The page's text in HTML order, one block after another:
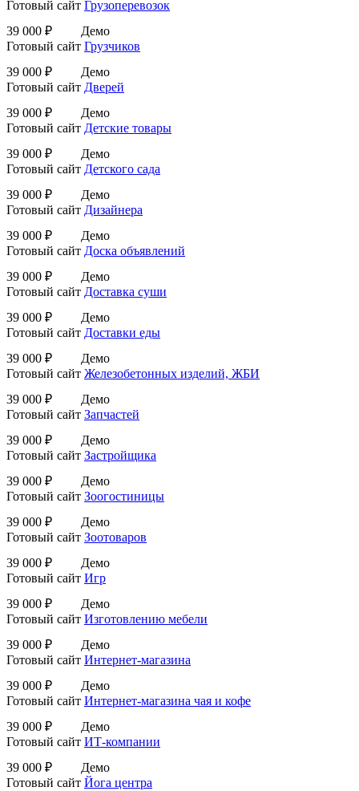
Готовый сайт Грузоперевозок
39 000 ₽
Демо
Готовый сайт Грузчиков
39 000 ₽
Демо
Готовый сайт Дверей
39 000 ₽
Демо
Готовый сайт Детские товары
39 000 ₽
Демо
Готовый сайт Детского сада
39 000 ₽
Демо
Готовый сайт Дизайнера
39 000 ₽
Демо
Готовый сайт Доска объявлений
39 000 ₽
Демо
Готовый сайт Доставка суши
39 000 ₽
Демо
Готовый сайт Доставки еды
39 000 ₽
Демо
Готовый сайт Железобетонных изделий, ЖБИ
39 000 ₽
Демо
Готовый сайт Запчастей
39 000 ₽
Демо
Готовый сайт Застройщика
39 000 ₽
Демо
Готовый сайт Зоогостиницы
39 000 ₽
Демо
Готовый сайт Зоотоваров
39 000 ₽
Демо
Готовый сайт Игр
39 000 ₽
Демо
Готовый сайт Изготовлению мебели
39 000 ₽
Демо
Готовый сайт Интернет-магазина
39 000 ₽
Демо
Готовый сайт Интернет-магазина чая и кофе
39 000 ₽
Демо
Готовый сайт ИТ-компании
39 000 ₽
Демо
Готовый сайт Йога центра